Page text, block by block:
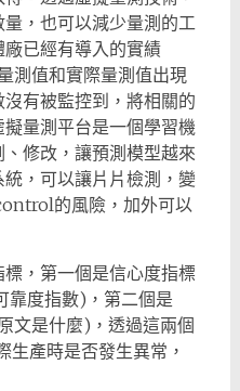
，也可以減少量測的工
已經有導入的實績
測值和實際量測值出現
有被監控到，將相關的
量測平台是一個學習機
修改，讓預測模型越來
，可以讓片片檢測，變
的風險，加外可以
，第一個是信心度指標
度指數)，第二個是
文是什麼)，透過這兩個
產時是否發生異常，